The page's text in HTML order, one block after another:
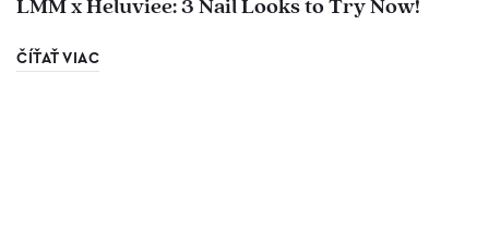
LMM x Heluviee: 3 Nail Looks to Try Now!
ČÍŤAŤ VIAC